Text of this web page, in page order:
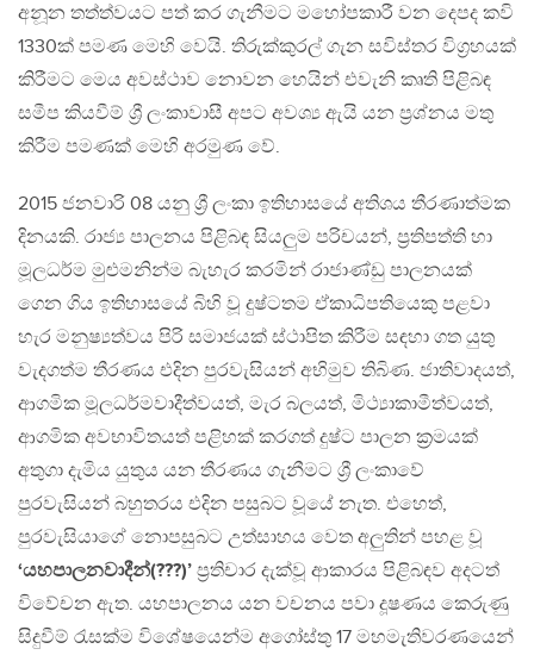
අනූන තත්ත්වයට පත් කර ගැනීමට මහෝපකාරී වන දෙපද කවි
1330ක් පමණ මෙහි වෙයි. තිරුක්කුරල් ගැන සවිස්තර විග්‍රහයක්
කිරීමට මෙය අවස්ථාව නොවන හෙයින් එවැනි කෘති පිළිබඳ
සමීප කියවීම් ශ්‍රී ලංකාවාසී අපට අවශ්‍ය ඇයි යන ප්‍රශ්නය මතු
කිරීම පමණක් මෙහි අරමුණ වේ.
2015 ජනවාරි 08 යනු ශ්‍රී ලංකා ඉතිහාසයේ අතිශය තීරණාත්මක
දිනයකි. රාජ්‍ය පාලනය පිළිබඳ සියලුම පරිචයන්, ප්‍රතිපත්ති හා
මූලධර්ම මුළුමනින්ම බැහැර කරමින් රාජාණ්ඩු පාලනයක්
ගෙන ගිය ඉතිහාසයේ බිහි වූ දුෂ්ටතම ඒකාධිපතියෙකු පළවා
හැර මනුෂ්‍යත්වය පිරි සමාජයක් ස්ථාපිත කිරීම සඳහා ගත යුතු
වැදගත්ම තීරණය එදින පුරවැසියන් අභිමුව තිබිණ. ජාතිවාදයත්,
ආගමික මූලධර්මවාදීත්වයත්, මැර බලයත්, මිථ්‍යාකාමීත්වයත්,
ආගමික අවභාවිතයත් පළිහක් කරගත් දුෂ්ට පාලන ක්‍රමයක්
අතුගා දැමිය යුතුය යන තීරණය ගැනීමට ශ්‍රී ලංකාවේ
පුරවැසියන් බහුතරය එදින පසුබට වූයේ නැත. එහෙත්,
පුරවැසියාගේ නොපසුබට උත්සාහය වෙත අලුතින් පහළ වූ
‘යහපාලනවාදීන්(???)’ ප්‍රතිචාර දැක්වූ ආකාරය පිළිබඳව අදටත්
විවේචන ඇත. යහපාලනය යන වචනය පවා දූෂණය කෙරුණු
සිදුවීම් රැසක්ම විශේෂයෙන්ම අගෝස්තු 17 මහමැතිවරණයෙන්